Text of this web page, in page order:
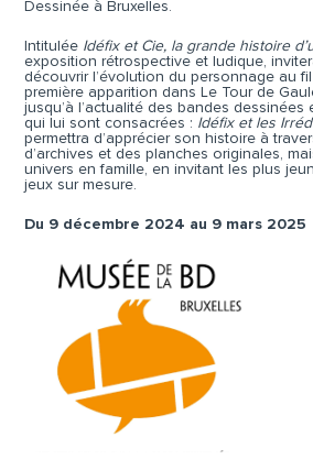
Dessinée à Bruxelles.
Intitulée Idéfix et Cie, la grande histoire
exposition rétrospective et ludique,
découvrir l’évolution du personnage au
première apparition dans Le Tour de
jusqu’à l’actualité des bandes dessinées
qui lui sont consacrées : Idéfix et les
permettra d’apprécier son histoire à
d’archives et des planches originales,
univers en famille, en invitant les plus
jeux sur mesure.
Du 9 décembre 2024 au 9 mars 2025